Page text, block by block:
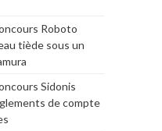
Roboto
tiède sous un
Sidonis
de compte